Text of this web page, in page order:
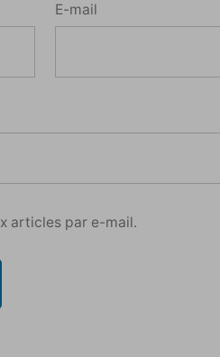
E-mail
articles par e-mail.